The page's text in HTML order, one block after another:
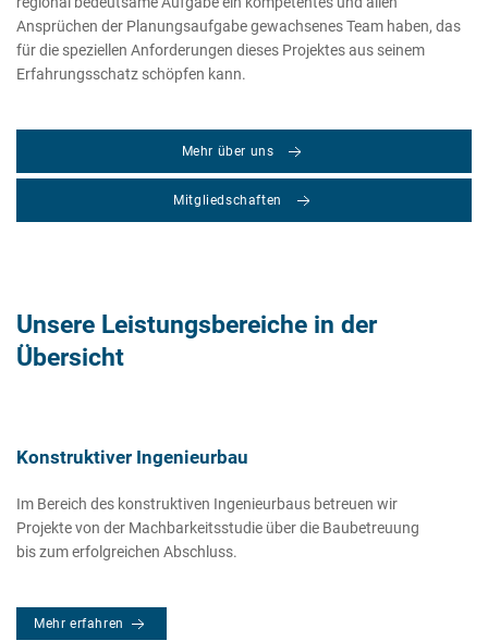
Ansprüchen der Planungsaufgabe gewachsenes Team haben, das
für die speziellen Anforderungen dieses Projektes aus seinem
Erfahrungsschatz schöpfen kann.
Mehr über uns
Mitgliedschaften
Unsere Leistungsbereiche in der
Übersicht
Konstruktiver Ingenieurbau
Im Bereich des konstruktiven Ingenieurbaus betreuen wir
Projekte von der Machbarkeitsstudie über die Baubetreuung
bis zum erfolgreichen Abschluss.
Mehr erfahren